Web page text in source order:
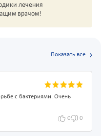
лечения
врачом!
Показать все
с бактериями. Очень
0 0